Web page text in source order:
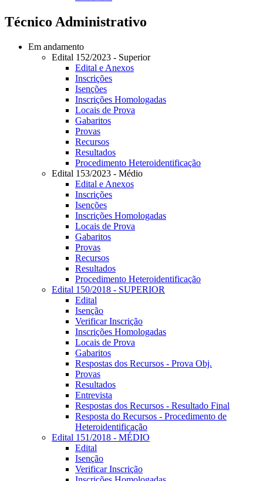
Técnico Administrativo
Em andamento
Edital 152/2023 - Superior
Edital e Anexos
Inscrições
Isenções
Inscrições Homologadas
Locais de Prova
Gabaritos
Provas
Recursos
Resultados
Procedimento Heteroidentificação
Edital 153/2023 - Médio
Edital e Anexos
Inscrições
Isenções
Inscrições Homologadas
Locais de Prova
Gabaritos
Provas
Recursos
Resultados
Procedimento Heteroidentificação
Edital 150/2018 - SUPERIOR
Edital
Isenção
Verificar Inscrição
Inscrições Homologadas
Locais de Prova
Gabaritos
Respostas dos Recursos - Prova Obj.
Provas
Resultados
Entrevista
Respostas dos Recursos - Resultado Final
Resposta do Recursos - Procedimento de
Heteroidentificação
Edital 151/2018 - MÉDIO
Edital
Isenção
Verificar Inscrição